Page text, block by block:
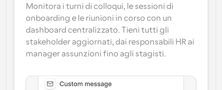
Monitora i turni di colloqui, le sessioni di
onboarding e le riunioni in corso con un
dashboard centralizzato. Tieni tutti gli
stakeholder aggiornati, dai responsabili HR ai
manager assunzioni fino agli stagisti.